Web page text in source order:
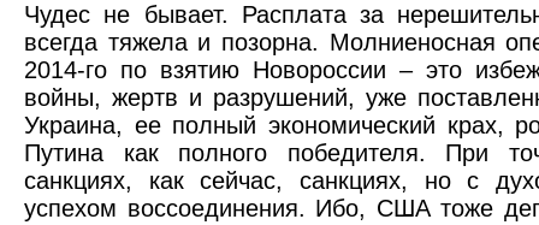
Чудес не бывает. Расплата за
всегда тяжела и позорна. Молниеносная
2014-го по взятию Новороссии – это
войны, жертв и разрушений, уже
Украина, ее полный экономический крах,
Путина как полного победителя. При
санкциях, как сейчас, санкциях, но с
успехом воссоединения. Ибо, США тоже